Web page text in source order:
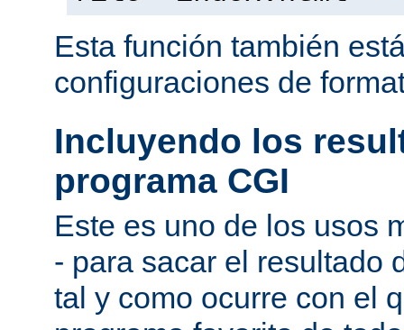
Esta función también
configuraciones de
Incluyendo los
programa CGI
Este es uno de los usos
- para sacar el resultado
tal y como ocurre con el